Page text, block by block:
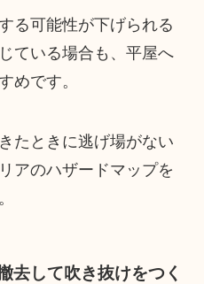
る可能性が下げられる
ている場合も、平屋へ
めです。
たときに逃げ場がない
アのハザードマップを
去して吹き抜けをつく